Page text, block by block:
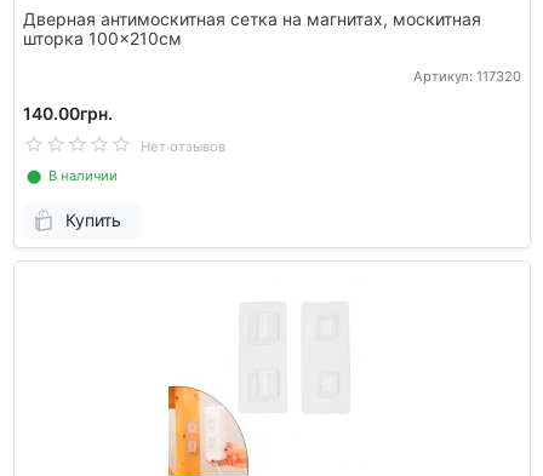
Дверная антимоскитная сетка на магнитах, москитная
шторка 100x210см
Артикул: 117320
140.00грн.
Нет отзывов
⬤ В наличии
Купить